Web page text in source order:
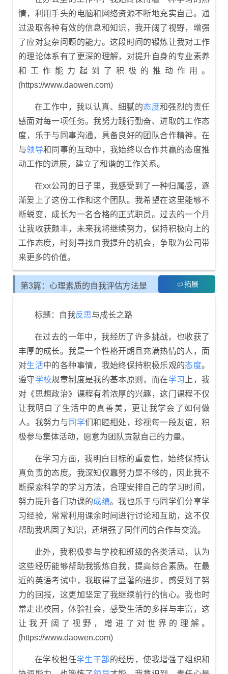
情，利用手头的电脑和网络资源不断地充实自己。通
过汲取各种有效的信息和知识，我开阔了视野，增强
了应对复杂问题的能力。这段时间的锻炼让我对工作
的理论体系有了更深的理解，对提升自身的专业素养
和工作能力起到了积极的推动作用。
(https://www.daowen.com)
在工作中，我以认真、细腻的态度和强烈的责任
感面对每一项任务。我努力践行勤奋、进取的工作态
度，乐于与同事沟通，具备良好的团队合作精神。在
与领导和同事的互动中，我始终以合作共赢的态度推
动工作的进展，建立了和谐的工作关系。
在xx公司的日子里，我感受到了一种归属感，逐
渐爱上了这份工作和这个团队。我希望在这里能够不
断蜕变，成长为一名合格的正式职员。过去的一个月
让我收获颇丰，未来我将继续努力，保持积极向上的
工作态度，时刻寻找自我提升的机会，争取为公司带
来更多的价值。
第3篇：心理素质的自我评估方法是 拓展
标题：自我反思与成长之路
在过去的一年中，我经历了许多挑战，也收获了
丰厚的成长。我是一个性格开朗且充满热情的人，面
对生活中的各种事情，我始终保持积极乐观的态度。
遵守学校规章制度是我的基本原则，而在学习 上，我
对《思想政治》课程有着浓厚的兴趣，这门课程不仅
让我明白了生活中的真善美，更让我学会了如何做
人。我努力与 同学们和睦相处，珍视每一段友谊，积
极参与集体活动，愿意为团队贡献自己的力量。
在学习方面，我明白目标的重要性，始终保持认
真负责的态度。我深知仅靠努力是不够的，因此我不
断探索科学的学习方法，合理安排自己的学习时间，
努力提升各门功课的成绩。我也乐于与同学们分享学
习经验，常常利用课余时间进行讨论和互助，这不仅
帮助我巩固了知识，还增强了同伴间的合作与交流。
此外，我积极参与学校和班级的各类活动，认为
这些经历能够帮助我锻炼自我，提高综合素质。在最
近的英语考试中，我取得了显著的进步，感受到了努
力的回报，这更加坚定了我继续前行的信心。我也时
常走出校园，体验社会，感受生活的多样与丰富，这
让我开阔了视野，增进了对世界的理解。
(https://www.daowen.com)
在学校担任学生干部的经历，使我增强了组织和